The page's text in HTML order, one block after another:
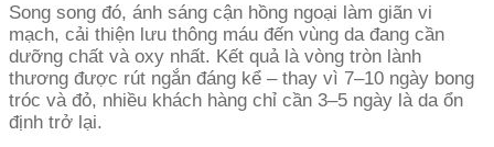
Song song đó, ánh sáng cận hồng ngoại làm giãn vi
mạch, cải thiện lưu thông máu đến vùng da đang cần
dưỡng chất và oxy nhất. Kết quả là vòng tròn lành
thương được rút ngắn đáng kể – thay vì 7–10 ngày bong
tróc và đỏ, nhiều khách hàng chỉ cần 3–5 ngày là da ổn
định trở lại.